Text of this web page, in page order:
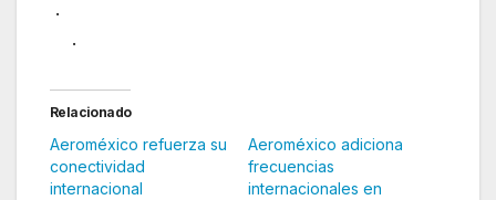
.
.
Relacionado
Aeroméxico refuerza su
conectividad
internacional
Aeroméxico adiciona
frecuencias
internacionales en